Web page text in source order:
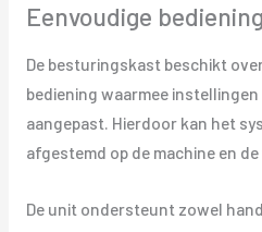
Eenvoudige bediening
De besturingskast beschikt
bediening waarmee
aangepast. Hierdoor kan het
afgestemd op de machine en
De unit ondersteunt zowel